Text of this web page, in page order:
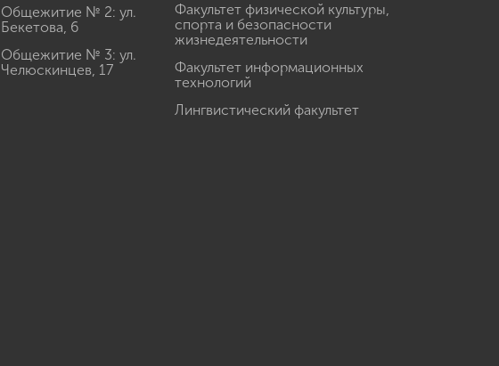
Общежитие № 2: ул.
Бекетова, 6
Общежитие № 3: ул.
Челюскинцев, 17
Факультет физической культуры,
спорта и безопасности
жизнедеятельности
Факультет информационных
технологий
Лингвистический факультет